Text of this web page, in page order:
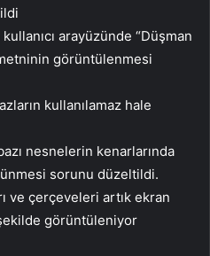
arayüzünde “Düşman
görüntülenmesi
kullanılamaz hale
nesnelerin kenarlarında
sorunu düzeltildi.
ve çerçeveleri artık ekran
görüntüleniyor